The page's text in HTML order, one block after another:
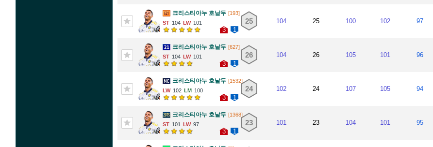
크리스티아누 호날두 [193]
104
101
3 1
25 104 25 100 102 97
크리스티아누 호날두 [627]
104
101
3 1
26 104 26 105 101 96
크리스티아누 호날두 [1532]
102
100
3 1
24 102 24 107 105 94
크리스티아누 호날두 [1368]
101
97
3 1
23 101 23 104 101 95